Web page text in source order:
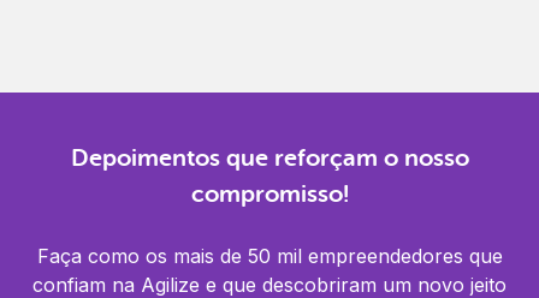
Depoimentos que reforçam o nosso
compromisso!
Faça como os mais de 50 mil empreendedores que
confiam na Agilize e que descobriram um novo jeito